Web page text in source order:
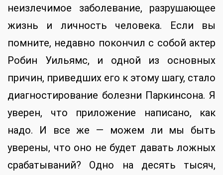
неизлечимое заболевание, разрушающее
жизнь и личность человека. Если вы
помните, недавно покончил с собой актер
Робин Уильямс, и одной из основных
причин, приведших его к этому шагу, стало
диагностирование болезни Паркинсона. Я
уверен, что приложение написано, как
надо. И все же — можем ли мы быть
уверены, что оно не будет давать ложных
срабатываний? Одно на десять тысяч,